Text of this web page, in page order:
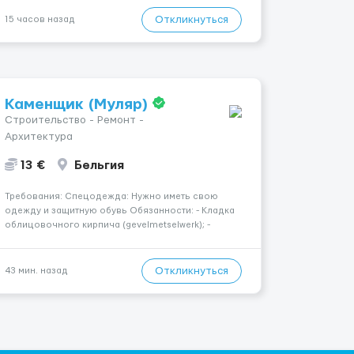
хорошие деньги 💶 — это предложение для тебя! 🔹
15 часов назад Откликнуться
Каменщик (Муляр)
Строительство - Ремонт -
Архитектура
13 € Бельгия
Требования: Спецодежда: Нужно иметь свою
одежду и защитную обувь Обязанности: - Кладка
облицовочного кирпича (gevelmetselwerk); -
утеплителя; - Выполнение строительных работ
43 мин. назад Откликнуться